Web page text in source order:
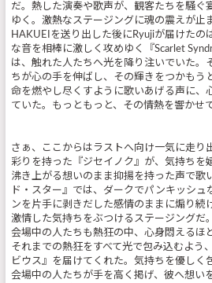
だ。熱した演奏や歌声が、観客たちを騒ぐ
ゆく。激熱なステージングに魂の震えが止
HAKUEIを送り出した後にRyujiが届けたの
な音を相棒に激しく攻めゆく『Scarlet
は、触れた人たちへ光を降り注いでいた。
ちが心の手を伸ばし、その輝きをつかもう
命を燃やし尽くすように歌いあげる声に、
ていた。もっともっと、その情熱を響かせ
さぁ、ここからはラストへ向け一気に走り
彩りを持った『ジセイノク』が、気持ちを
沸き上がる想いのまま抑揚を持った声で歌
ド・スター』では、ダークでパンキッシュ
ンを片手に剥きだした感情のままに煽り続
激情した気持ちをぶつけるステージングだ
会場中の人たちも熱狂の中、心身悶えるほ
それまでの熱狂をすべて光で包み込むよう
ビウス』を届けてくれた。気持ちを優しく
会場中の人たちが手を高く掲げ、彼へ想い